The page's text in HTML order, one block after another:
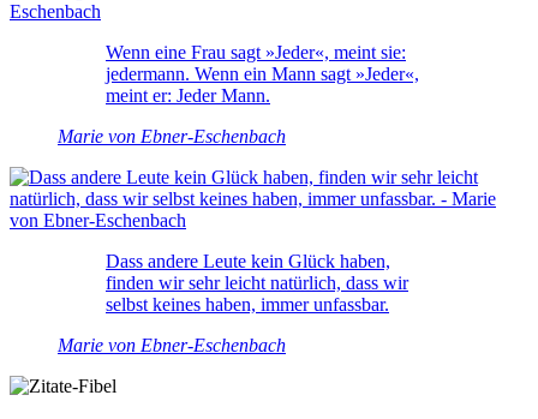
Wenn eine Frau sagt »Jeder«, meint sie:
jedermann. Wenn ein Mann sagt »Jeder«,
meint er: Jeder Mann.
Marie von Ebner-Eschenbach
Dass andere Leute kein Glück haben,
finden wir sehr leicht natürlich, dass wir
selbst keines haben, immer unfassbar.
Marie von Ebner-Eschenbach